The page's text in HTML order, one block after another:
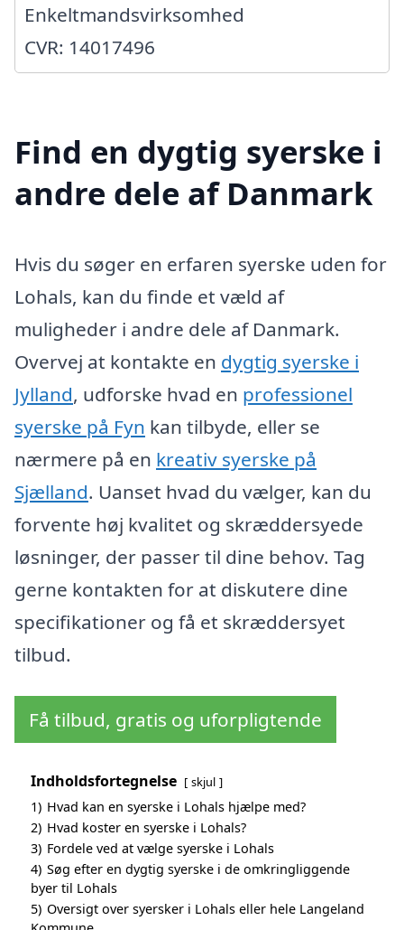
Enkeltmandsvirksomhed
CVR: 14017496
Find en dygtig syerske i
andre dele af Danmark
Hvis du søger en erfaren syerske uden for
Lohals, kan du finde et væld af
muligheder i andre dele af Danmark.
Overvej at kontakte en dygtig syerske i
Jylland, udforske hvad en professionel
syerske på Fyn kan tilbyde, eller se
nærmere på en kreativ syerske på
Sjælland. Uanset hvad du vælger, kan du
forvente høj kvalitet og skræddersyede
løsninger, der passer til dine behov. Tag
gerne kontakten for at diskutere dine
specifikationer og få et skræddersyet
tilbud.
Få tilbud, gratis og uforpligtende
Indholdsfortegnelse skjul
1) Hvad kan en syerske i Lohals hjælpe med?
2) Hvad koster en syerske i Lohals?
3) Fordele ved at vælge syerske i Lohals
4) Søg efter en dygtig syerske i de omkringliggende
byer til Lohals
5) Oversigt over syersker i Lohals eller hele Langeland